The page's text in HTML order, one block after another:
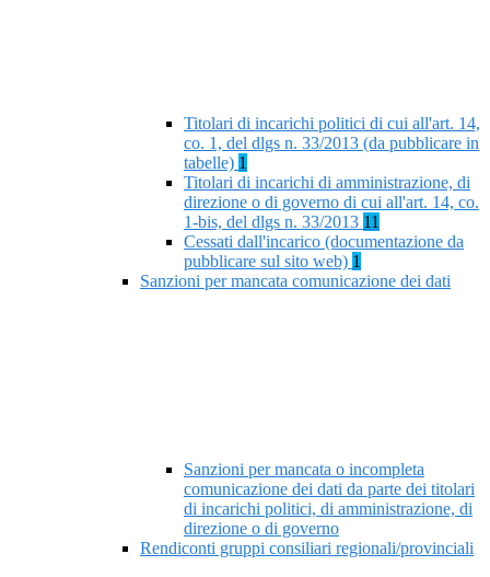
Titolari di incarichi politici di cui all'art. 14,
co. 1, del dlgs n. 33/2013 (da pubblicare in
tabelle) 1
Titolari di incarichi di amministrazione, di
direzione o di governo di cui all'art. 14, co.
1-bis, del dlgs n. 33/2013 11
Cessati dall'incarico (documentazione da
pubblicare sul sito web) 1
Sanzioni per mancata comunicazione dei dati
Sanzioni per mancata o incompleta
comunicazione dei dati da parte dei titolari
di incarichi politici, di amministrazione, di
direzione o di governo
Rendiconti gruppi consiliari regionali/provinciali